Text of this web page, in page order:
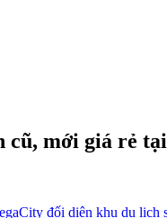
cũ, mới giá rẻ